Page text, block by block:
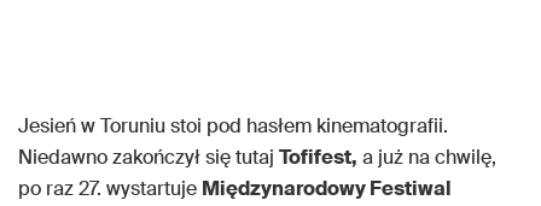
Jesień w Toruniu stoi pod hasłem kinematografii.
Niedawno zakończył się tutaj Tofifest, a już na chwilę,
po raz 27. wystartuje Międzynarodowy Festiwal